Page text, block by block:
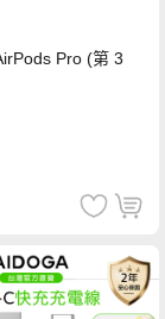
Pro (第 3